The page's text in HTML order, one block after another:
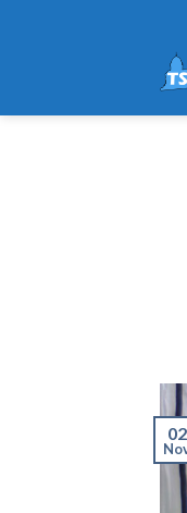
02